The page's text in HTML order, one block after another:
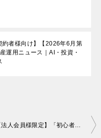
約者様向け】【2026年6月第
運用ニュース｜AI・投資・
【法人会員様限定】「初心者のための金融知識」勉強会の録画を公開いたします